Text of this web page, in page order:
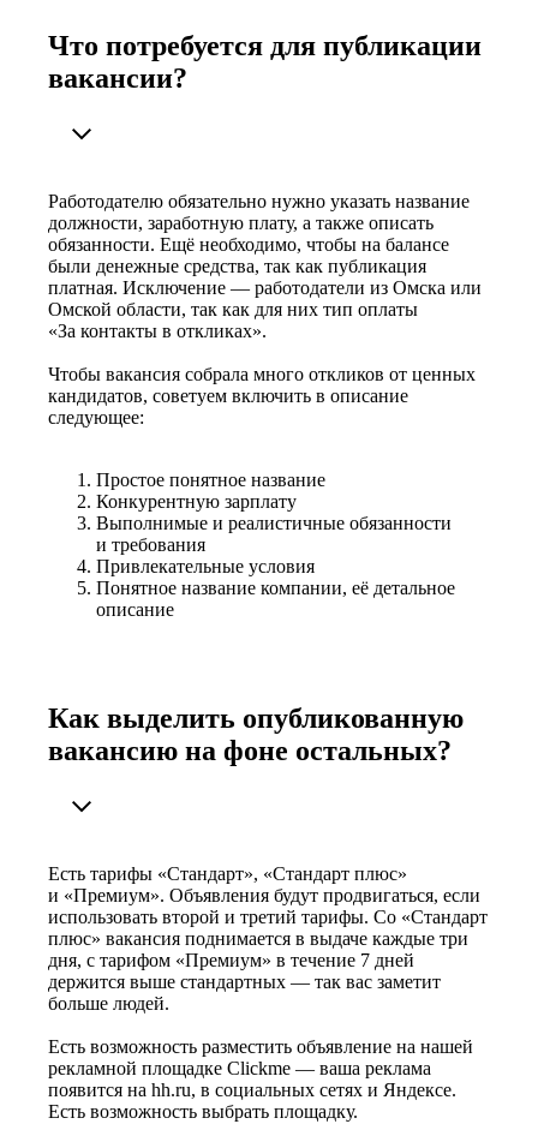
Что потребуется для публикации
вакансии?
Работодателю обязательно нужно указать название
должности, заработную плату, а также описать
обязанности. Ещё необходимо, чтобы на балансе
были денежные средства, так как публикация
платная. Исключение — работодатели из Омска или
Омской области, так как для них тип оплаты
«За контакты в откликах».
Чтобы вакансия собрала много откликов от ценных
кандидатов, советуем включить в описание
следующее:
Простое понятное название
Конкурентную зарплату
Выполнимые и реалистичные обязанности
и требования
Привлекательные условия
Понятное название компании, её детальное
описание
Как выделить опубликованную
вакансию на фоне остальных?
Есть тарифы «Стандарт», «Стандарт плюс»
и «Премиум». Объявления будут продвигаться, если
использовать второй и третий тарифы. Со «Стандарт
плюс» вакансия поднимается в выдаче каждые три
дня, с тарифом «Премиум» в течение 7 дней
держится выше стандартных — так вас заметит
больше людей.
Есть возможность разместить объявление на нашей
рекламной площадке Clickme — ваша реклама
появится на hh.ru, в социальных сетях и Яндексе.
Есть возможность выбрать площадку.